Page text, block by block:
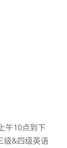
午10点到下
级&四级英语